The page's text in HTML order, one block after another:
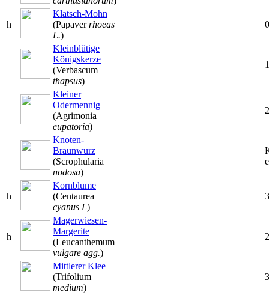
h
Klatsch-Mohn
(Papaverrhoeas
L.)
0
Kleinblütige
Königskerze
(Verbascum
thapsus)
1
Kleiner
Odermennig
(Agrimonia
eupatoria)
2
Knoten-
Braunwurz
(Scrophularia
nodosa)
h
Kornblume
(Centaurea
cyanus L)
3
h
Magerwiesen-
Margerite
(Leucanthemum
vulgare agg.)
2
Mittlerer Klee
(Trifolium
medium)
3